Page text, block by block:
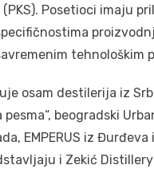
Posetioci imaju
tehnološkim
osam destilerija iz
beogradski
EMPERUS iz
i Zekić